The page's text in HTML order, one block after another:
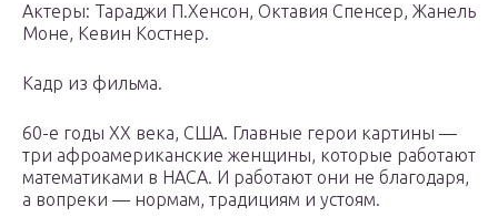
Актеры: Тараджи П.Хенсон, Октавия Спенсер, Жанель
Моне, Кевин Костнер.
Кадр из фильма.
60-е годы ХХ века, США. Главные герои картины —
три афроамериканские женщины, которые работают
математиками в НАСА. И работают они не благодаря,
а вопреки — нормам, традициям и устоям.